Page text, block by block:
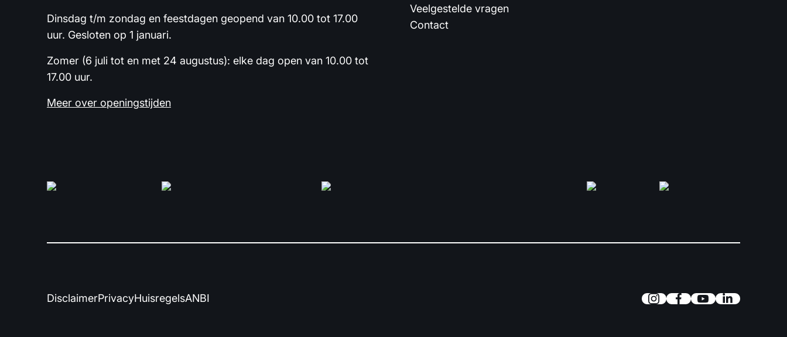
Dinsdag t/m zondag en feestdagen geopend van 10.00 tot 17.00
uur. Gesloten op 1 januari.
Zomer (6 juli tot en met 24 augustus): elke dag open van 10.00 tot
17.00 uur.
Meer over openingstijden
Veelgestelde vragen
Contact
DisclaimerPrivacyHuisregelsANBI